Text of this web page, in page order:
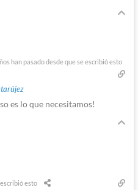
han pasado desde que se escribió esto
es lo que necesitamos!
esto